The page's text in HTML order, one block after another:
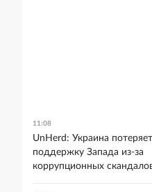
11:08
UnHerd: Украина потеряет
поддержку Запада из-за
коррупционных